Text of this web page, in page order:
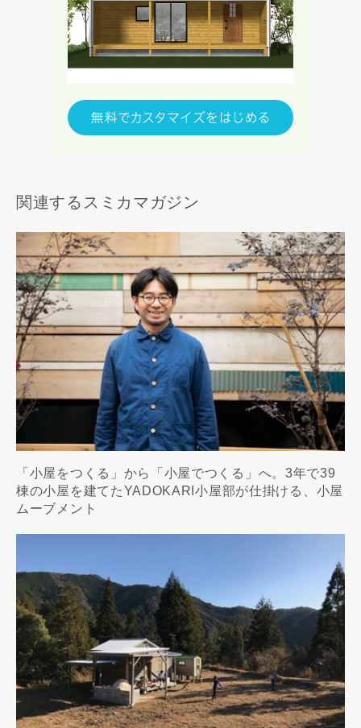
関連するスミカマガジン
「小屋をつくる」から「小屋でつくる」へ。3年で39
棟の小屋を建てたYADOKARI小屋部が仕掛ける、小屋
ムーブメント
入力内容を送信する